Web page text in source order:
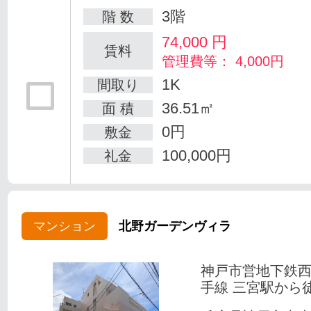
階 数 3階
賃料 74,000 円
管理費等： 4,000円
間取り
1K
面 積 36.51㎡
敷金 0円
礼金 100,000円
マンション 北野ガーデンヴィラ
神戸市営地下鉄
手線 三宮駅から